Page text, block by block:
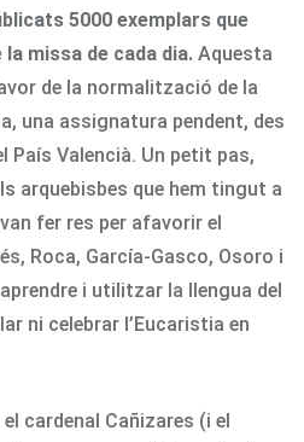
5000 exemplars que
missa de cada dia. Aquesta
de la normalització de la
una assignatura pendent, des
País Valencià. Un petit pas,
arquebisbes que hem tingut a
fer res per afavorir el
Roca, García-Gasco, Osoro i
i utilitzar la llengua del
ni celebrar l’Eucaristia en
cardenal Cañizares (i el